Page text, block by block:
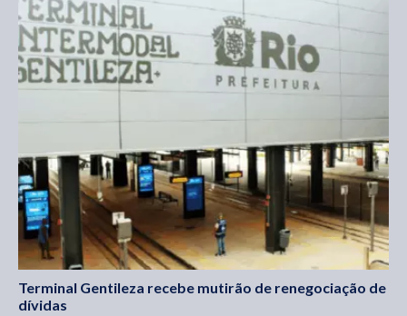
Terminal Gentileza recebe mutirão de renegociação de
dívidas